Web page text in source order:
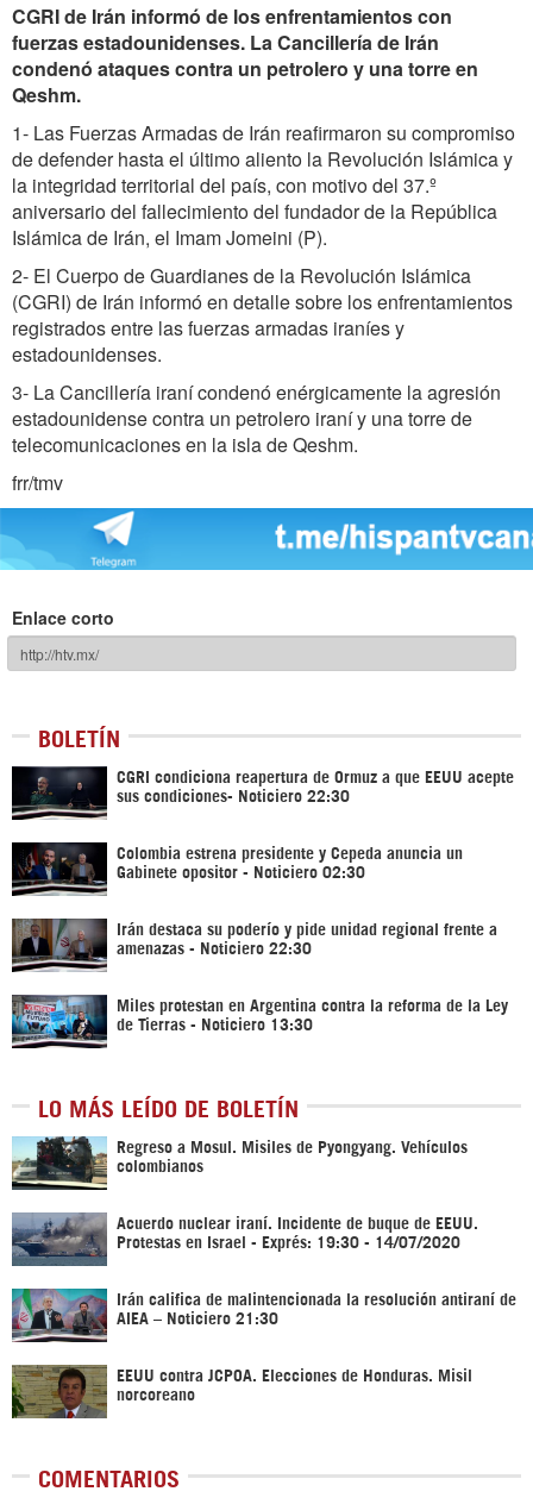
CGRI de Irán informó de los enfrentamientos con
fuerzas estadounidenses. La Cancillería de Irán
condenó ataques contra un petrolero y una torre en
Qeshm.
1- Las Fuerzas Armadas de Irán reafirmaron su compromiso
de defender hasta el último aliento la Revolución Islámica y
la integridad territorial del país, con motivo del 37.º
aniversario del fallecimiento del fundador de la República
Islámica de Irán, el Imam Jomeini (P).
2- El Cuerpo de Guardianes de la Revolución Islámica
(CGRI) de Irán informó en detalle sobre los enfrentamientos
registrados entre las fuerzas armadas iraníes y
estadounidenses.
3- La Cancillería iraní condenó enérgicamente la agresión
estadounidense contra un petrolero iraní y una torre de
telecomunicaciones en la isla de Qeshm.
frr/tmv
Enlace corto
BOLETÍN
CGRI condiciona reapertura de Ormuz a que EEUU acepte
sus condiciones- Noticiero 22:30
Colombia estrena presidente y Cepeda anuncia un
Gabinete opositor - Noticiero 02:30
Irán destaca su poderío y pide unidad regional frente a
amenazas - Noticiero 22:30
Miles protestan en Argentina contra la reforma de la Ley
de Tierras - Noticiero 13:30
LO MÁS LEÍDO DE BOLETÍN
Regreso a Mosul. Misiles de Pyongyang. Vehículos
colombianos
Acuerdo nuclear iraní. Incidente de buque de EEUU.
Protestas en Israel - Exprés: 19:30 - 14/07/2020
Irán califica de malintencionada la resolución antiraní de
AIEA – Noticiero 21:30
EEUU contra JCPOA. Elecciones de Honduras. Misil
norcoreano
COMENTARIOS